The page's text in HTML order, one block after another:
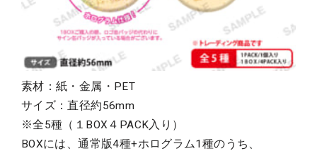
素材：紙・金属・PET
サイズ：直径約56mm
※全5種（１BOX４PACK入り）
BOXには、通常版4種+ホログラム1種のうち、